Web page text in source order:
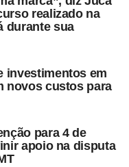
realizado na
durante sua
investimentos em
novos custos para
para 4 de
apoio na disputa